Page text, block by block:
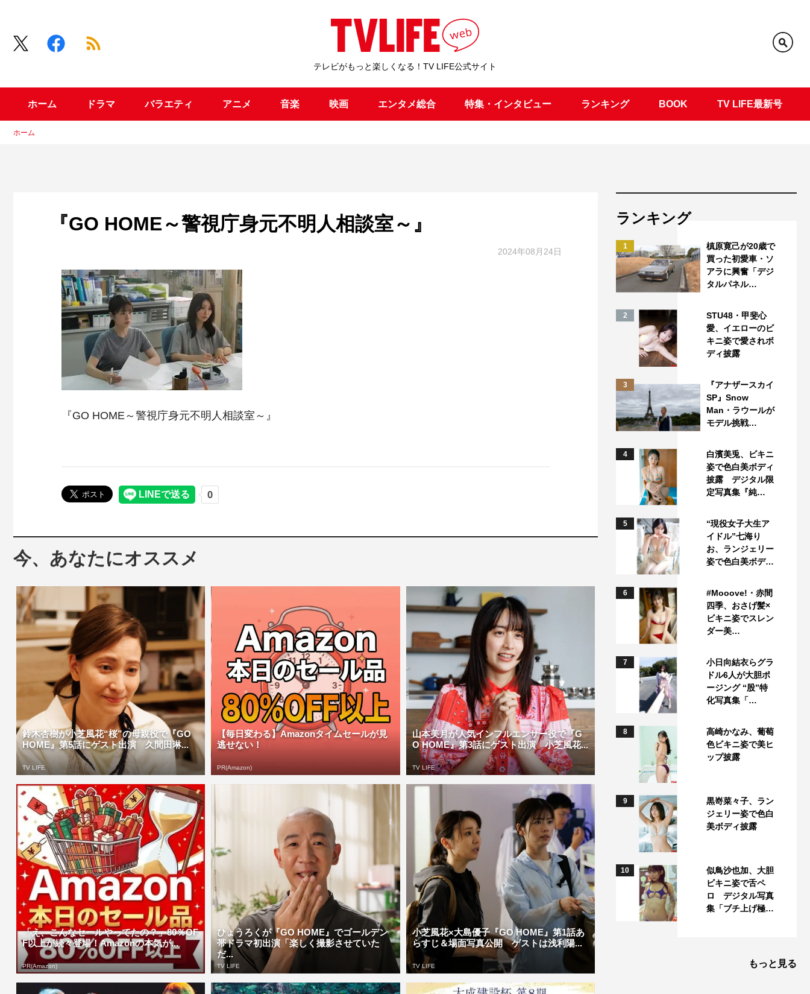
テレビがもっと楽しくなる！TV LIFE公式サイト
ホーム ドラマ バラエティ アニメ 音楽 映画 エンタメ総合 特集・インタビュー ランキング BOOK TV LIFE最新号
ホーム
『GO HOME～警視庁身元不明人相談室～』
2024年08月24日
『GO HOME～警視庁身元不明人相談室～』
今、あなたにオススメ
鈴木杏樹が小芝風花“桜”の母親役で『GO
HOME』第5話にゲスト出演 久間田琳...
TV LIFE
【毎日変わる】Amazonタイムセールが見
逃せない！
PR(Amazon)
山本美月が人気インフルエンサー役で『G
O HOME』第3話にゲスト出演 小芝風花...
TV LIFE
「え、こんなセールやってたの？」80％OF
F以上が続々登場！Amazonの本気が...
PR(Amazon)
ひょうろくが『GO HOME』でゴールデン
帯ドラマ初出演「楽しく撮影させていた
だ...
TV LIFE
小芝風花×大島優子『GO HOME』第1話あ
らすじ＆場面写真公開 ゲストは浅利陽...
TV LIFE
ランキング
1
槙原寛己が20歳で
買った初愛車・ソ
アラに興奮「デジ
タルパネル…
2
STU48・甲斐心
愛、イエローのビ
キニ姿で愛されボ
ディ披露
3
『アナザースカイ
SP』Snow
Man・ラウールが
モデル挑戦…
4
白濱美兎、ビキニ
姿で色白美ボディ
披露 デジタル限
定写真集『純…
5
“現役女子大生ア
イドル”七海り
お、ランジェリー
姿で色白美ボデ…
6
#Mooove!・赤間
四季、おさげ髪×
ビキニ姿でスレン
ダー美…
7
小日向結衣らグラ
ドル6人が大胆ポ
ージング “股”特
化写真集「…
8
高崎かなみ、葡萄
色ビキニ姿で美ヒ
ップ披露
9
黒嵜菜々子、ラン
ジェリー姿で色白
美ボディ披露
10
似鳥沙也加、大胆
ビキニ姿で舌ペ
ロ デジタル写真
集「ブチ上げ極…
もっと見る